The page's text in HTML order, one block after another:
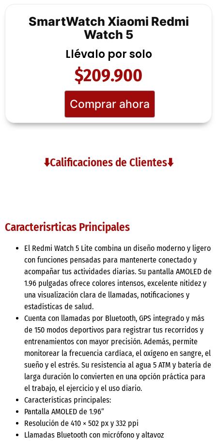
SmartWatch Xiaomi Redmi
Watch 5
Llévalo por solo
$209.900
Comprar ahora
⬇️Calificaciones de Clientes⬇️
Caracterisrticas Principales
El Redmi Watch 5 Lite combina un diseño moderno y ligero
con funciones pensadas para mantenerte conectado y
acompañar tus actividades diarias. Su pantalla AMOLED de
1.96 pulgadas ofrece colores intensos, excelente nitidez y
una visualización clara de llamadas, notificaciones y
estadísticas de salud.
Cuenta con llamadas por Bluetooth, GPS integrado y más
de 150 modos deportivos para registrar tus recorridos y
entrenamientos con mayor precisión. Además, permite
monitorear la frecuencia cardíaca, el oxígeno en sangre, el
sueño y el estrés. Su resistencia al agua 5 ATM y batería de
larga duración lo convierten en una opción práctica para
el trabajo, el ejercicio y el uso diario.
Características principales:
Pantalla AMOLED de 1.96″
Resolución de 410 × 502 px y 332 ppi
Llamadas Bluetooth con micrófono y altavoz